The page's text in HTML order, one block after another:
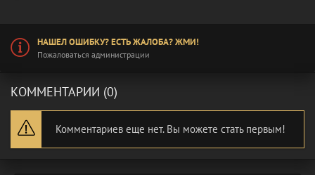
НАШЕЛ ОШИБКУ? ЕСТЬ ЖАЛОБА? ЖМИ!
Пожаловаться администрации
КОММЕНТАРИИ (0)
Комментариев еще нет. Вы можете стать первым!